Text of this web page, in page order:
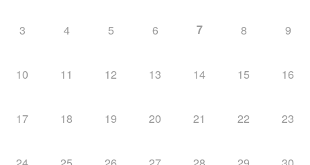
3 4 5 6 7 8 9
10 11 12 13 14 15 16
17 18 19 20 21 22 23